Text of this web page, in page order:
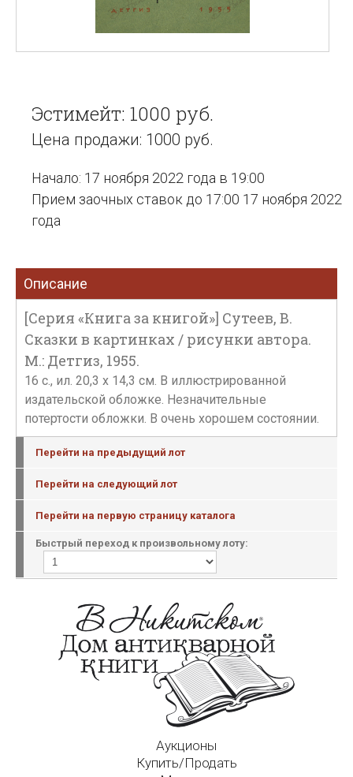
Эстимейт: 1000 руб.
Цена продажи: 1000 руб.
Начало: 17 ноября 2022 года в 19:00
Прием заочных ставок до 17:00 17 ноября 2022
года
Описание
[Серия «Книга за книгой»] Сутеев, В.
Сказки в картинках / рисунки автора.
М.: Детгиз, 1955.
16 с., ил. 20,3 х 14,3 см. В иллюстрированной
издательской обложке. Незначительные
потертости обложки. В очень хорошем состоянии.
Перейти на предыдущий лот
Перейти на следующий лот
Перейти на первую страницу каталога
Быстрый переход к произвольному лоту:
Аукционы
Купить/Продать